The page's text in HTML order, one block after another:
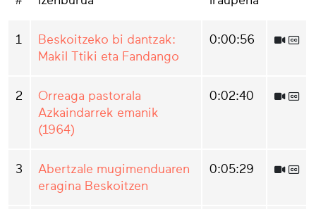
1
Beskoitzeko bi dantzak:
Makil Ttiki eta Fandango
0:00:56
2
Orreaga pastorala
Azkaindarrek emanik
(1964)
0:02:40
3
Abertzale mugimenduaren
eragina Beskoitzen
0:05:29